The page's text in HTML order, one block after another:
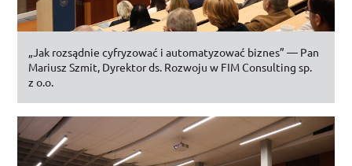
„Jak rozsądnie cyfryzować i automatyzować biznes” — Pan
Mariusz Szmit, Dyrektords. Rozwoju w FIM Consulting sp.
zo.o.